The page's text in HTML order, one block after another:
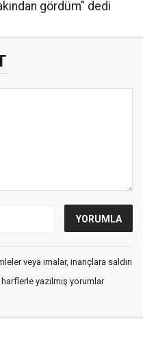
gördüm" dedi
veya imalar, inançlara saldırı
yazılmış yorumlar